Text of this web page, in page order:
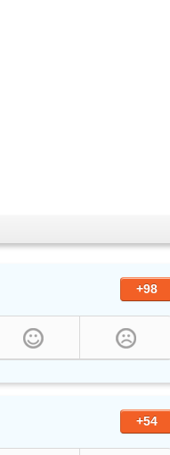
+98
+54